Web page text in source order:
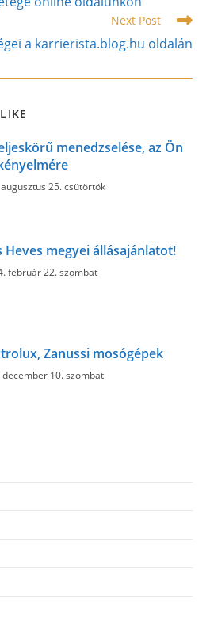
Next Post
a karrierista.blog.hu oldalán
menedzselése, az Ön
25. csütörtök
Heves megyei állásajánlatot!
február 22. szombat
Zanussi mosógépek
december 10. szombat